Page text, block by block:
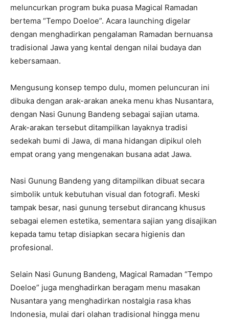
meluncurkan program buka puasa Magical Ramadan
bertema “Tempo Doeloe”. Acara launching digelar
dengan menghadirkan pengalaman Ramadan bernuansa
tradisional Jawa yang kental dengan nilai budaya dan
kebersamaan.
Mengusung konsep tempo dulu, momen peluncuran ini
dibuka dengan arak-arakan aneka menu khas Nusantara,
dengan Nasi Gunung Bandeng sebagai sajian utama.
Arak-arakan tersebut ditampilkan layaknya tradisi
sedekah bumi di Jawa, di mana hidangan dipikul oleh
empat orang yang mengenakan busana adat Jawa.
Nasi Gunung Bandeng yang ditampilkan dibuat secara
simbolik untuk kebutuhan visual dan fotografi. Meski
tampak besar, nasi gunung tersebut dirancang khusus
sebagai elemen estetika, sementara sajian yang disajikan
kepada tamu tetap disiapkan secara higienis dan
profesional.
Selain Nasi Gunung Bandeng, Magical Ramadan “Tempo
Doeloe” juga menghadirkan beragam menu masakan
Nusantara yang menghadirkan nostalgia rasa khas
Indonesia, mulai dari olahan tradisional hingga menu